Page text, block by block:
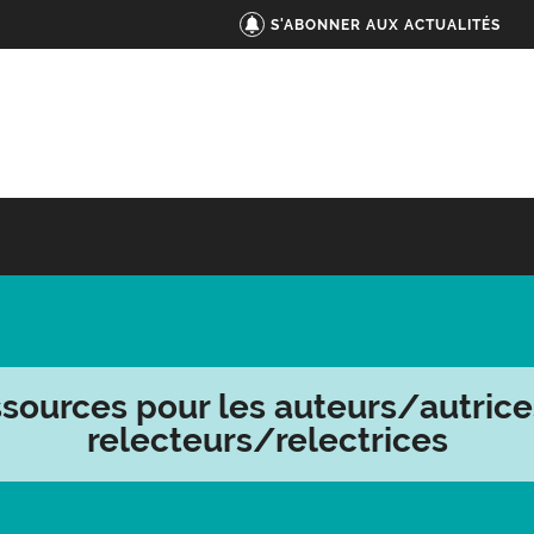
S'ABONNER AUX ACTUALITÉS
pour les auteurs/
relecteurs/relectrices